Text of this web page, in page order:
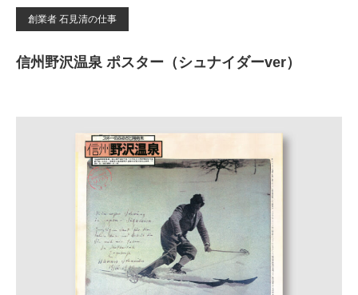
創業者 石見清の仕事
信州野沢温泉 ポスター（シュナイダーver）